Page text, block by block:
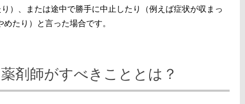
）、または途中で勝手に中止したり（例えば症状が収まっ
たり）と言った場合です。
剤師がすべきこととは？